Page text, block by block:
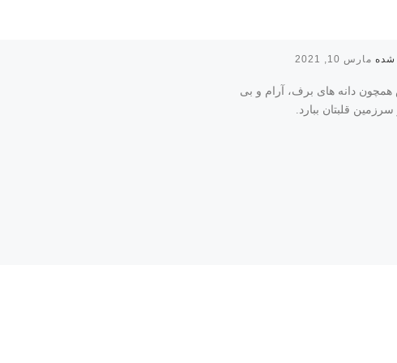
مارس 10, 2021
دانه های برف، آرام و بی
قلبتان ببارد.